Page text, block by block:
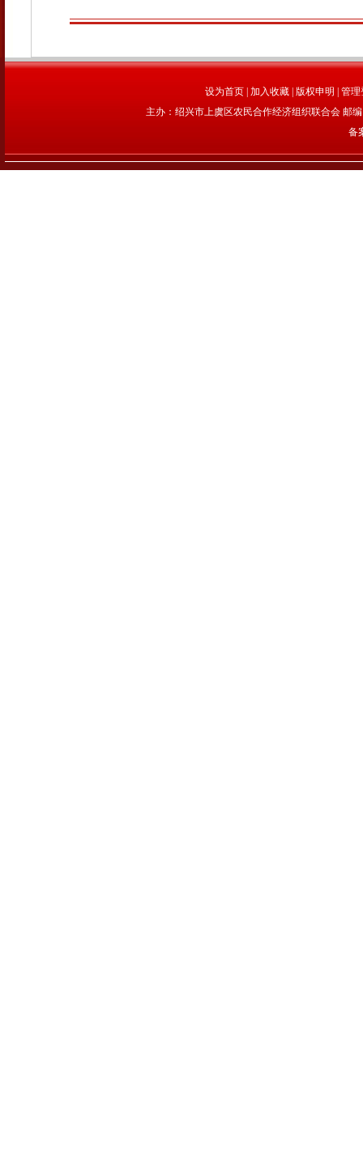
设为首页 加入收藏 版权申明
管理
主办：绍兴市上虞区农民合作经济组织联合会 邮
备